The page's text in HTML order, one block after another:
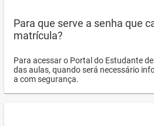
Para que serve a senha que
matrícula?
Para acessar o Portal do Estudante
das aulas, quando será necessário
a com segurança.